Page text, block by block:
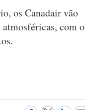
os Canadair vão
com o